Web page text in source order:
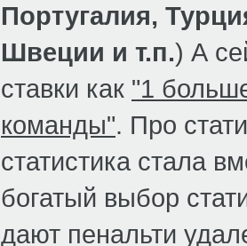
Португалия,
Швеции и т.п.) А
ставки как "1
команды". Про
статистика стала
богатый выбор
дают пенальти